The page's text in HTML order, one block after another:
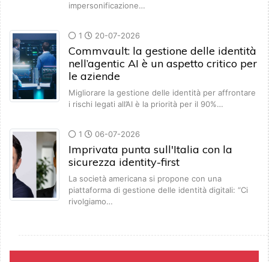
impersonificazione…
1 20-07-2026
Commvault: la gestione delle identità
nell’agentic AI è un aspetto critico per
le aziende
Migliorare la gestione delle identità per affrontare
i rischi legati all’AI è la priorità per il 90%…
1 06-07-2026
Imprivata punta sull'Italia con la
sicurezza identity-first
La società americana si propone con una
piattaforma di gestione delle identità digitali: “Ci
rivolgiamo…